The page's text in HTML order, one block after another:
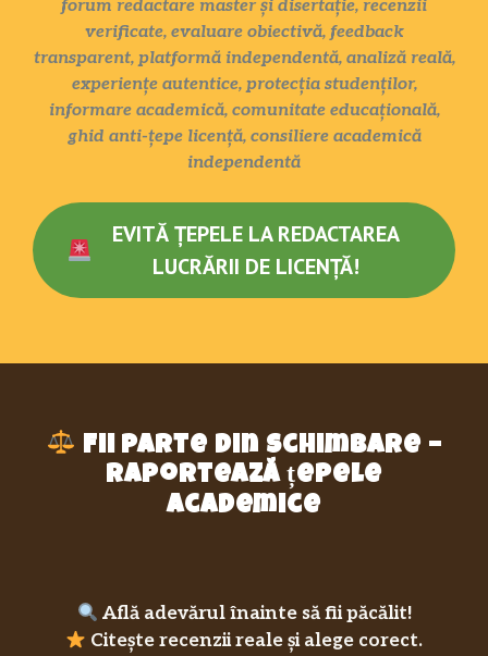
forum redactare master și disertație, recenzii
verificate, evaluare obiectivă, feedback
transparent, platformă independentă, analiză reală,
experiențe autentice, protecția studenților,
informare academică, comunitate educațională,
ghid anti-țepe licență, consiliere academică
independentă
EVITĂ ȚEPELE LA REDACTAREA
LUCRĂRII DE LICENȚĂ!
Fii parte din schimbare –
raportează țepele
academice
Află adevărul înainte să fii păcălit!
Citește recenzii reale și alege corect.